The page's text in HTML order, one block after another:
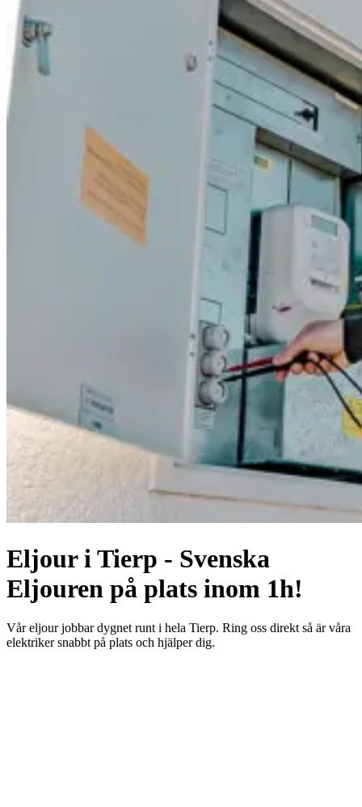
Eljour i Tierp - Svenska
Eljouren på plats inom 1h!
Vår eljour jobbar dygnet runt i hela Tierp. Ring oss direkt så är våra
elektriker snabbt på plats och hjälper dig.